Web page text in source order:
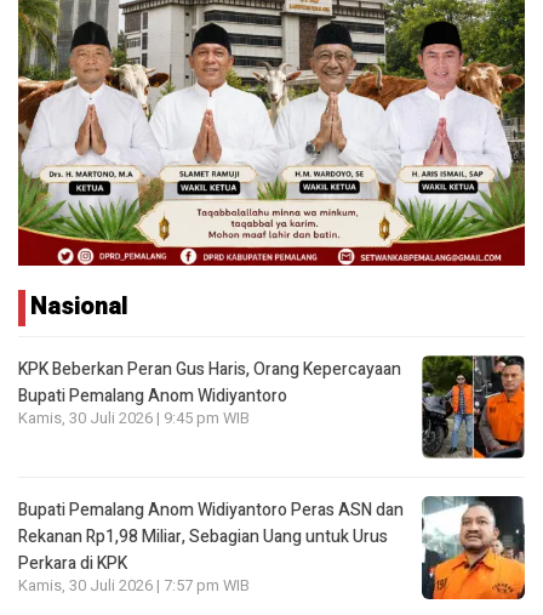
Nasional
KPK Beberkan Peran Gus Haris, Orang Kepercayaan
Bupati Pemalang Anom Widiyantoro
Kamis, 30 Juli 2026 | 9:45 pm WIB
Bupati Pemalang Anom Widiyantoro Peras ASN dan
Rekanan Rp1,98 Miliar, Sebagian Uang untuk Urus
Perkara di KPK
Kamis, 30 Juli 2026 | 7:57 pm WIB